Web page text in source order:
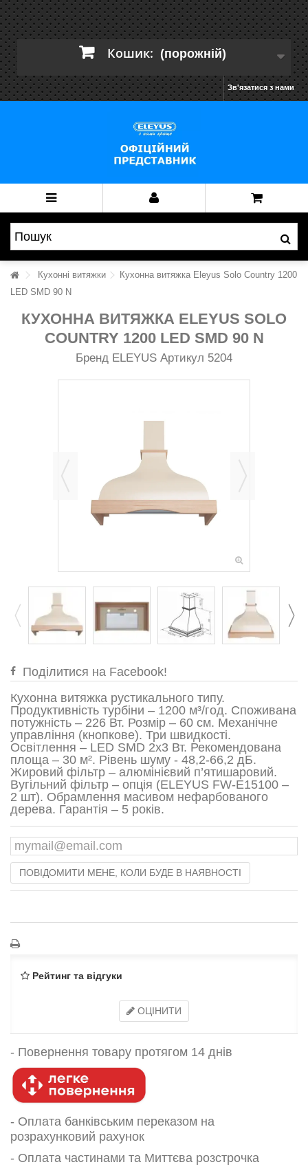
Кошик: (порожній)
Зв'язатися з нами
Кухонні витяжки
Кухонна витяжка Eleyus Solo Country 1200
LED SMD 90 N
КУХОННА ВИТЯЖКА ELEYUS SOLO
COUNTRY 1200 LED SMD 90 N
Бренд ELEYUS Артикул 5204
Поділитися на Facebook!
Кухонна витяжка рустикального типу.
Продуктивність турбіни – 1200 м³/год. Споживана
потужність – 226 Вт. Розмір – 60 см. Механічне
управління (кнопкове). Три швидкості.
Освітлення – LED SMD 2x3 Вт. Рекомендована
площа – 30 м². Рівень шуму - 48,2-66,2 дБ.
Жировий фільтр – алюмінієвий п’ятишаровий.
Вугільний фільтр – опція (ELEYUS FW-Е15100 –
2 шт). Обрамлення масивом нефарбованого
дерева. Гарантія – 5 років.
ПОВІДОМИТИ МЕНЕ, КОЛИ БУДЕ В НАЯВНОСТІ
Рейтинг та відгуки
ОЦІНИТИ
- Повернення товару протягом 14 днів
- Оплата банківським переказом на
розрахунковий рахунок
- Оплата частинами та Миттєва розстрочка